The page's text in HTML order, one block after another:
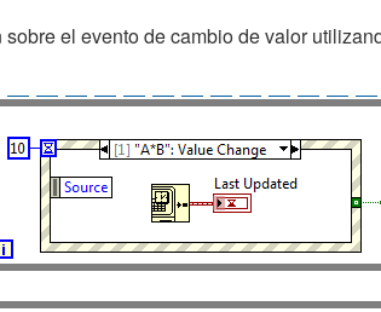
el evento de cambio de valor